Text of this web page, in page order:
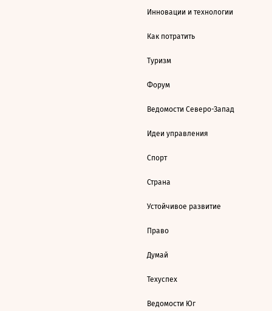
Инновации и технологии
Как потратить
Туризм
Форум
Ведомости Северо-Запад
Идеи управления
Спорт
Страна
Устойчивое развитие
Право
Думай
Техуспех
Ведомости Юг